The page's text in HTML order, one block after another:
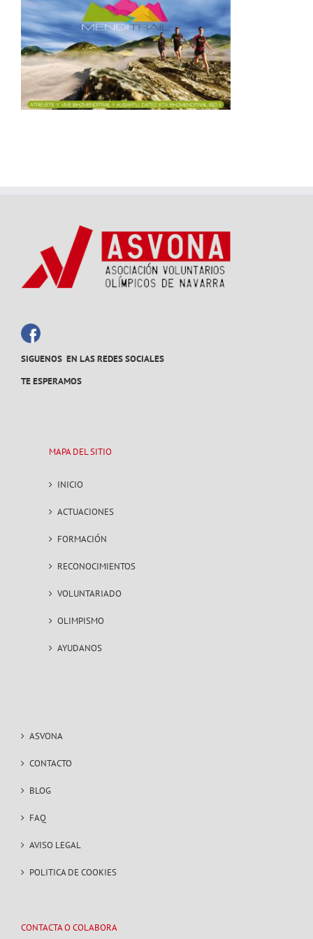
SIGUENOS EN LAS REDES SOCIALES
TE ESPERAMOS
MAPA DEL SITIO
INICIO
ACTUACIONES
FORMACIÓN
RECONOCIMIENTOS
VOLUNTARIADO
OLIMPISMO
AYUDANOS
ASVONA
CONTACTO
BLOG
FAQ
AVISO LEGAL
POLITICA DE COOKIES
CONTACTA O COLABORA